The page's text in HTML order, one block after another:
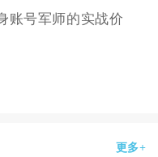
账号军师的实战价
更多+